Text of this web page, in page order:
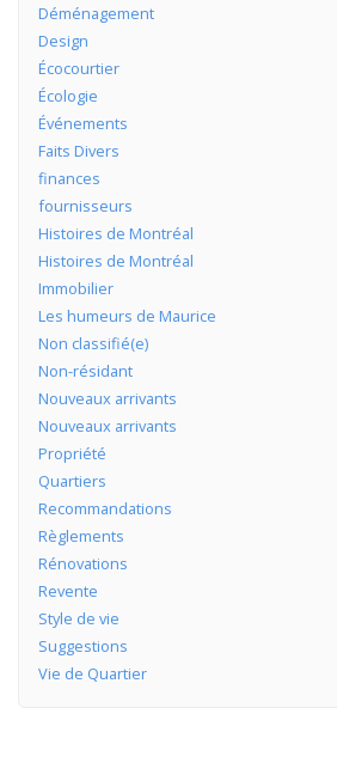
Déménagement
Design
Écocourtier
Écologie
Événements
Faits Divers
finances
fournisseurs
Histoires de Montréal
Histoires de Montréal
Immobilier
Les humeurs de Maurice
Non classifié(e)
Non-résidant
Nouveaux arrivants
Nouveaux arrivants
Propriété
Quartiers
Recommandations
Règlements
Rénovations
Revente
Style de vie
Suggestions
Vie de Quartier